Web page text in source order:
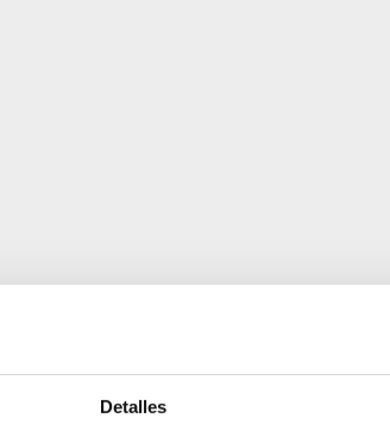
Detalles